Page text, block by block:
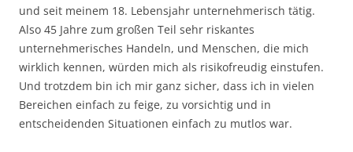
und seit meinem 18. Lebensjahr unternehmerisch tätig.
Also 45 Jahre zum großen Teil sehr riskantes
unternehmerisches Handeln, und Menschen, die mich
wirklich kennen, würden mich als risikofreudig einstufen.
Und trotzdem bin ich mir ganz sicher, dass ich in vielen
Bereichen einfach zu feige, zu vorsichtig und in
entscheidenden Situationen einfach zu mutlos war.